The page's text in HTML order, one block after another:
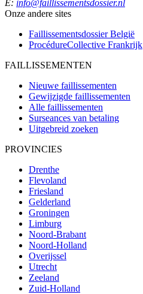
E: info@faillissementsdossier.nl
Onze andere sites
Faillissementsdossier België
ProcédureCollective Frankrijk
FAILLISSEMENTEN
Nieuwe faillissementen
Gewijzigde faillissementen
Alle faillissementen
Surseances van betaling
Uitgebreid zoeken
PROVINCIES
Drenthe
Flevoland
Friesland
Gelderland
Groningen
Limburg
Noord-Brabant
Noord-Holland
Overijssel
Utrecht
Zeeland
Zuid-Holland